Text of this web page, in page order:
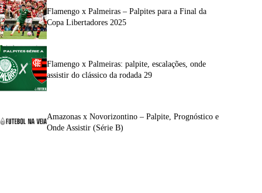
Flamengo x Palmeiras – Palpites para a Final da
Copa Libertadores 2025
Flamengo x Palmeiras: palpite, escalações, onde
assistir do clássico da rodada 29
Amazonas x Novorizontino – Palpite, Prognóstico e
Onde Assistir (Série B)